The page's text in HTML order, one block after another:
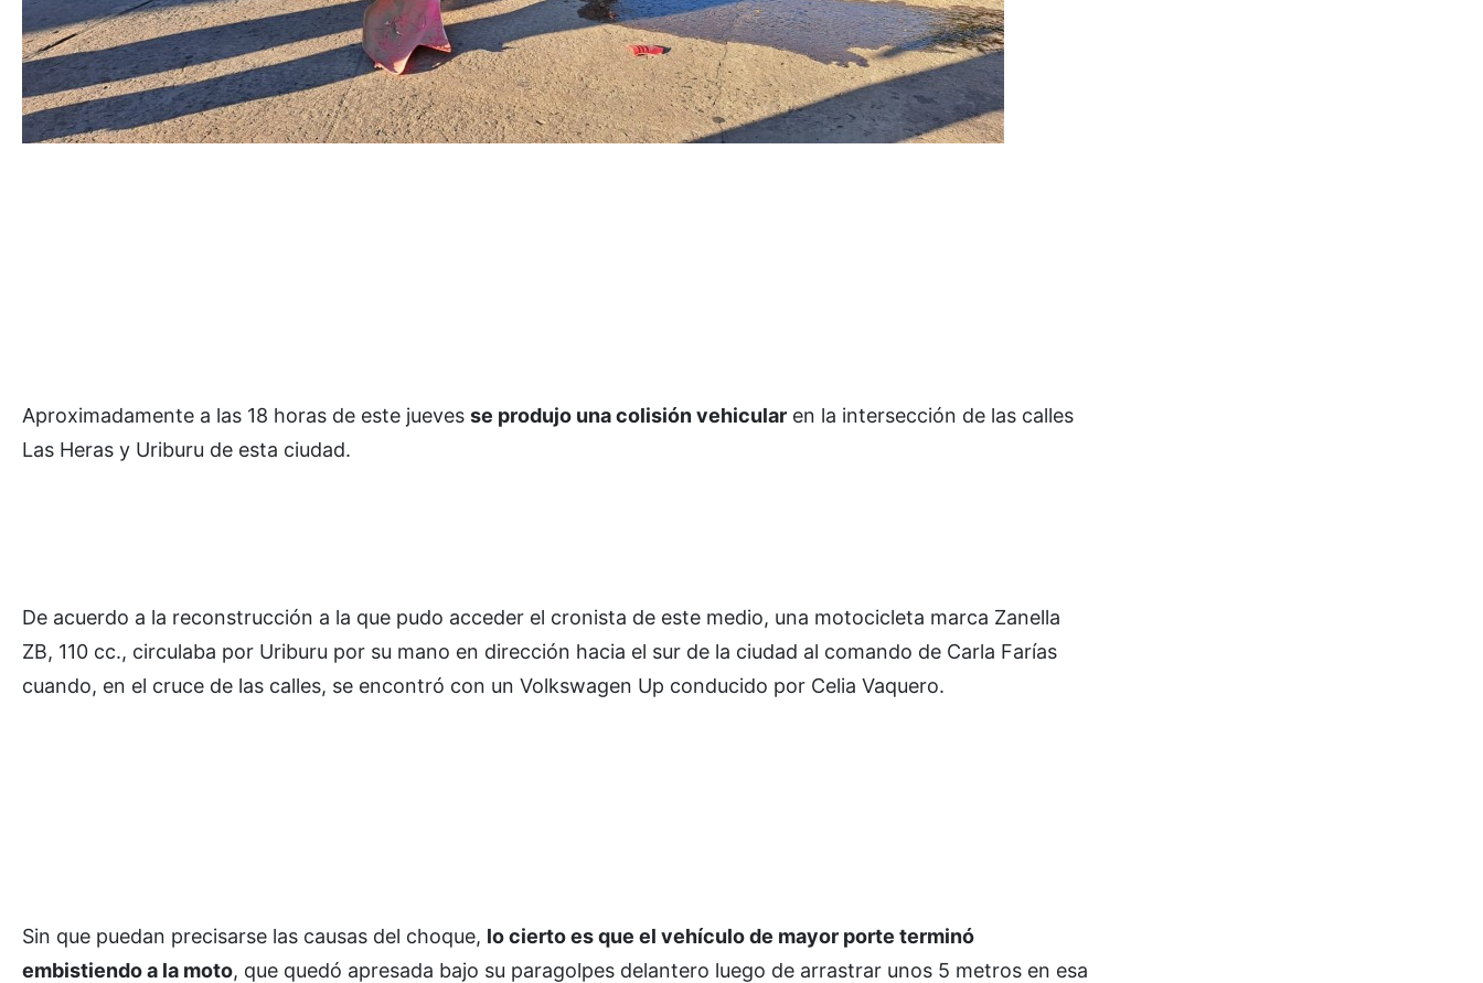
Aproximadamente a las 18 horas de este jueves se produjo una colisión vehicular en la intersección de las calles
Las Heras y Uriburu de esta ciudad.
De acuerdo a la reconstrucción a la que pudo acceder el cronista de este medio, una motocicleta marca Zanella
ZB, 110 cc., circulaba por Uriburu por su mano en dirección hacia el sur de la ciudad al comando de Carla Farías
cuando, en el cruce de las calles, se encontró con un Volkswagen Up conducido por Celia Vaquero.
Sin que puedan precisarse las causas del choque, lo cierto es que el vehículo de mayor porte terminó
embistiendo a la moto, que quedó apresada bajo su paragolpes delantero luego de arrastrar unos 5 metros en esa